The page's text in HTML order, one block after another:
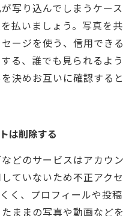
写り込んでしまうケース
払いましょう。写真を共
ージを使う、信用できる
る、誰でも見られるよう
決めお互いに確認すると
は削除する
どのサービスはアカウン
ていないため不正アクセ
く、プロフィールや投稿
ままの写真や動画などを